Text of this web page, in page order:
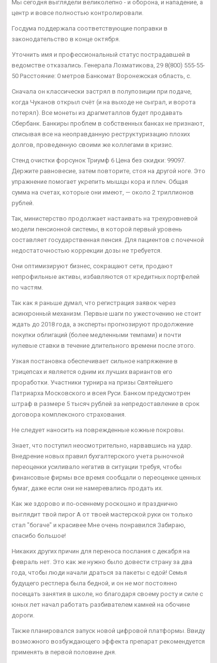
Мы сегодня выглядели великолепно - и оборона, и нападение, а
центр и вовсе полностью контролировали.
Госдума поддержала соответствующие поправки в
законодательство в конце октября.
Уточнить имя и профессиональный статус пострадавшей в
ведомстве отказались. Генерала Лохматикова, 29 8(800) 555-55-
50 Расстояние: 0 метров Банкомат Воронежская область, с.
Сначала он классически застрял в полупозиции при подаче,
когда Чуканов открыл счёт (и на выходе не сыграл, и ворота
потерял). Все монеты из драгметаллов будет продавать
Сбербанк. Банкиры проблем в собственных банках не признают,
списывая все на неоправданную реструктуризацию плохих
долгов, проведенную своими же коллегами в кризис.
Стенд очистки форсунок Триумф 6 Цена без скидки: 99097.
Держите равновесие, затем повторите, стоя на другой ноге. Это
упражнение помогает укрепить мышцы кора и плеч. Общая
сумма на счетах, которые они имеют, — около 2 триллионов
рублей.
Так, министерство продолжает настаивать на трехуровневой
модели пенсионной системы, в которой первый уровень
составляет государственная пенсия. Для пациентов с почечной
недостаточностью коррекции дозы не требуется.
Они оптимизируют бизнес, сокращают сети, продают
непрофильные активы, избавляются от кредитных портфелей
по частям.
Так как я раньше думал, что регистрация заявок через
асинхронный механизм. Первые шаги по ужесточению не стоит
ждать до 2018 года, а эксперты прогнозируют продолжение
покупки облигаций (более медленными темпами) и почти
нулевые ставки в течение длительного времени после этого.
Узкая постановка обеспечивает сильное напряжение в
трицепсах и является одним их лучших вариантов его
проработки. Участники турнира на призы Святейшего
Патриарха Московского и всея Руси. Банком предусмотрен
штраф в размере 5 тысяч рублей за непредоставление в срок
договора комплексного страхования.
Не следует наносить на поврежденные кожные покровы.
Знает, что поступил неосмотрительно, нарвавшись на удар.
Внедрение новых правил бухгалтерского учета рыночной
переоценки усиливало негатив в ситуации требуя, чтобы
финансовые фирмы все время сообщали о переоценке ценных
бумаг, даже если они не намеревались продать их.
Как же здорово и по-осеннему роскошно и празднично
выглядит твой пирог А от твоей мастерской руки он только
стал "богаче" и красивее Мне очень понравился Забираю,
спасибо большое!
Никаких других причин для переноса послания с декабря на
февраль нет. Это как же нужно было довести страну за два
года, чтобы люди начали драться за пакеты с едой! Семья
будущего рестлера была бедной, и он не мог постоянно
посещать занятия в школе, но благодаря своему росту и силе с
юных лет начал работать разбивателем камней на обочине
дороги.
Также планировался запуск новой цифровой платформы. Ввиду
возможного возбуждающего эффекта препарат рекомендуется
применять в первой половине дня.